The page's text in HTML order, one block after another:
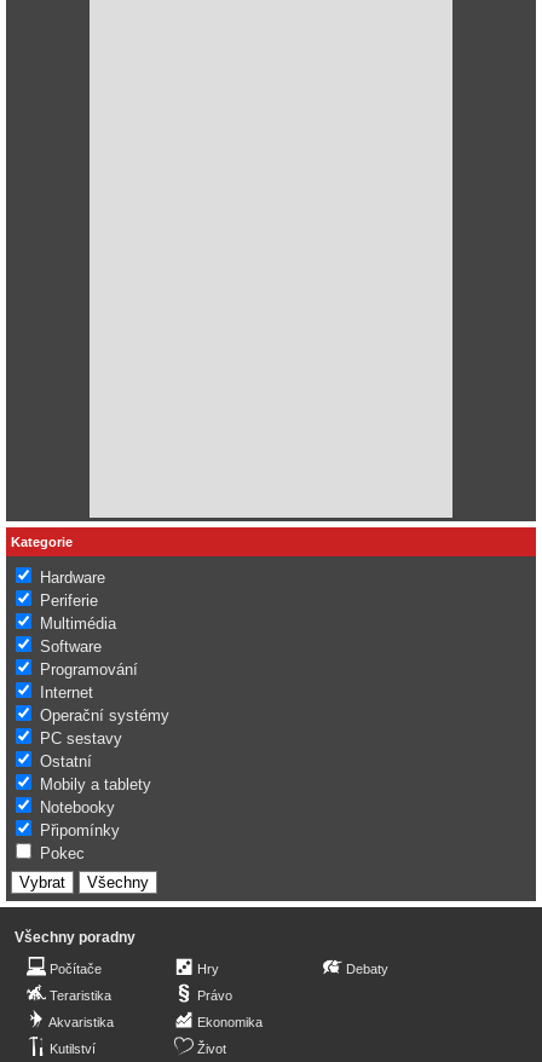
Kategorie
Hardware
Periferie
Multimédia
Software
Programování
Internet
Operační systémy
PC sestavy
Ostatní
Mobily a tablety
Notebooky
Připomínky
Pokec
Všechny poradny
Počítače
Teraristika
Akvaristika
Kutilství
Hry
Právo
Ekonomika
Život
Debaty